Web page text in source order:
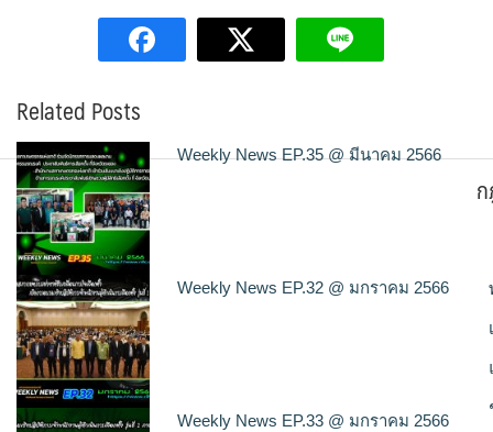
Related Posts
Weekly News EP.35 @ มีนาคม 2566
Weekly News EP.32 @ มกราคม 2566
Weekly News EP.33 @ มกราคม 2566